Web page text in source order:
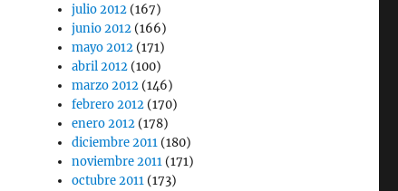
julio 2012 (167)
junio 2012 (166)
mayo 2012 (171)
abril 2012 (100)
marzo 2012 (146)
febrero 2012 (170)
enero 2012 (178)
diciembre 2011 (180)
noviembre 2011 (171)
octubre 2011 (173)